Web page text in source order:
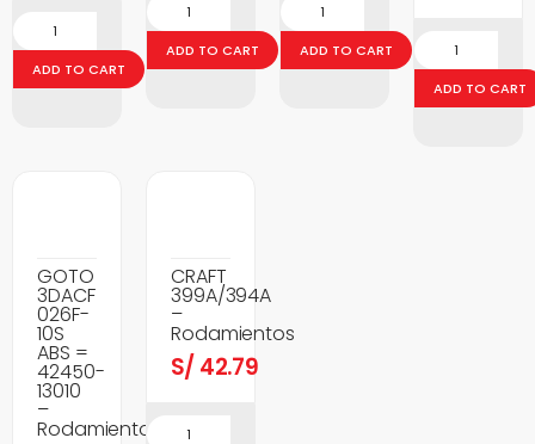
ADD TO CART
ADD TO CART ADD TO CART
ADD TO CART
GOTO
3DACF
026F-
10S
ABS =
42450-
13010
–
Rodamientos
CRAFT
399A/394A
–
Rodamientos
S/ 42.79